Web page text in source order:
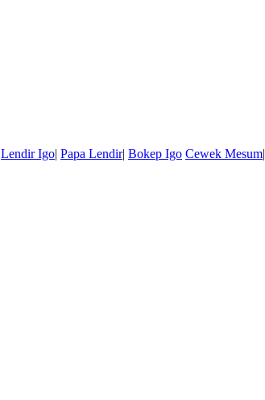
Lendir Igo| Papa Lendir| Bokep Igo Cewek Mesum|